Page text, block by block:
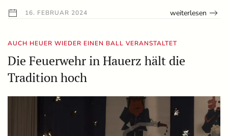
16. FEBRUAR 2024 weiterlesen
AUCH HEUER WIEDER EINEN BALL VERANSTALTET
Die Feuerwehr in Hauerz hält die
Tradition hoch